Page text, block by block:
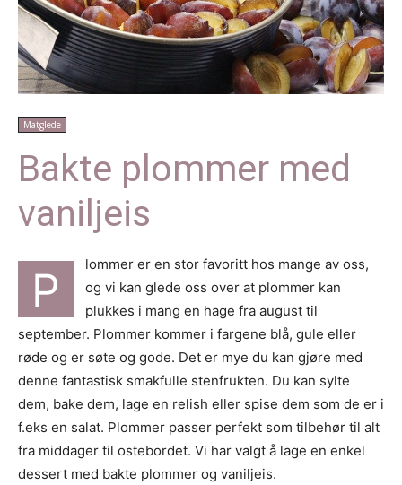
Matglede
Bakte plommer med
vaniljeis
P
lommer er en stor favoritt hos mange av oss,
og vi kan glede oss over at plommer kan
plukkes i mang en hage fra august til
september. Plommer kommer i fargene blå, gule eller
røde og er søte og gode. Det er mye du kan gjøre med
denne fantastisk smakfulle stenfrukten. Du kan sylte
dem, bake dem, lage en relish eller spise dem som de er i
f.eks en salat. Plommer passer perfekt som tilbehør til alt
fra middager til ostebordet. Vi har valgt å lage en enkel
dessert med bakte plommer og vaniljeis.